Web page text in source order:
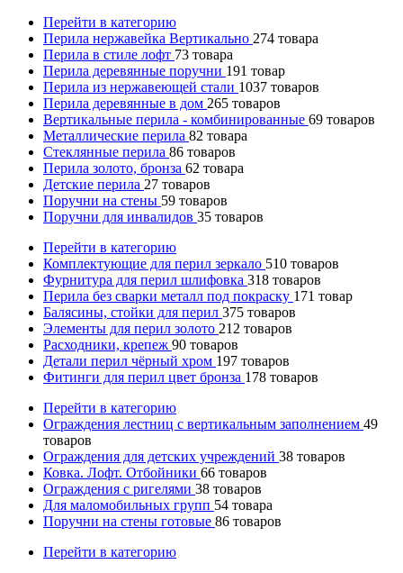
Перейти в категорию
Перила нержавейка Вертикально 274 товара
Перила в стиле лофт 73 товара
Перила деревянные поручни 191 товар
Перила из нержавеющей стали 1037 товаров
Перила деревянные в дом 265 товаров
Вертикальные перила - комбинированные 69 товаров
Металлические перила 82 товара
Стеклянные перила 86 товаров
Перила золото, бронза 62 товара
Детские перила 27 товаров
Поручни на стены 59 товаров
Поручни для инвалидов 35 товаров
Перейти в категорию
Комплектующие для перил зеркало 510 товаров
Фурнитура для перил шлифовка 318 товаров
Перила без сварки металл под покраску 171 товар
Балясины, стойки для перил 375 товаров
Элементы для перил золото 212 товаров
Расходники, крепеж 90 товаров
Детали перил чёрный хром 197 товаров
Фитинги для перил цвет бронза 178 товаров
Перейти в категорию
Ограждения лестниц с вертикальным заполнением 49
товаров
Ограждения для детских учреждений 38 товаров
Ковка. Лофт. Отбойники 66 товаров
Ограждения с ригелями 38 товаров
Для маломобильных групп 54 товара
Поручни на стены готовые 86 товаров
Перейти в категорию